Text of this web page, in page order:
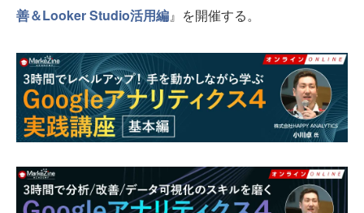
善＆Looker Studio活用編』を開催する。